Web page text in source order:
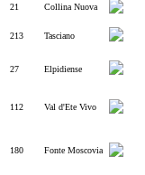
21 Collina Nuova
213 Tasciano
27 Elpidiense
112 Val d'Ete Vivo
180 Fonte Moscovia